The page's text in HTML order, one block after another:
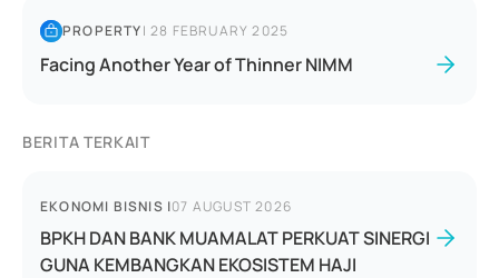
PROPERTY|28 FEBRUARY 2025
Facing Another Year of Thinner NIMM
BERITA TERKAIT
EKONOMI BISNIS |07 AUGUST 2026
BPKH DAN BANK MUAMALAT PERKUAT SINERGI
GUNA KEMBANGKAN EKOSISTEM HAJI